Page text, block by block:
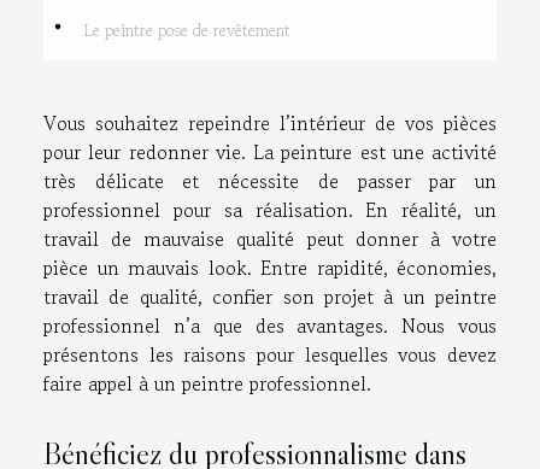
Le peintre pose de revêtement
Vous souhaitez repeindre l’intérieur de vos pièces
pour leur redonner vie. La peinture est une activité
très délicate et nécessite de passer par un
professionnel pour sa réalisation. En réalité, un
travail de mauvaise qualité peut donner à votre
pièce un mauvais look. Entre rapidité, économies,
travail de qualité, confier son projet à un peintre
professionnel n’a que des avantages. Nous vous
présentons les raisons pour lesquelles vous devez
faire appel à un peintre professionnel.
Bénéficiez du professionnalisme dans